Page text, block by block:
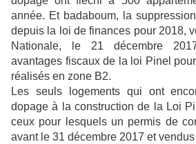
année. Et badaboum, la
depuis la loi de finances pour 2018,
Nationale, le 21 décembre
avantages fiscaux de la loi Pinel
réalisés en zone B2.
Les seuls logements qui ont
dopage à la construction de la Loi
ceux pour lesquels un permis de
avant le 31 décembre 2017 et